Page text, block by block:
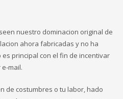
nuestro dominacion original de
ahora fabricadas y no ha
principal con el fin de incentivar
mail.
de costumbres o tu labor, hado